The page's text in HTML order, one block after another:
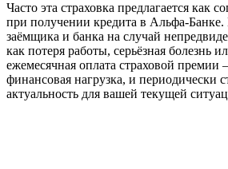
Часто эта страховка предлагается как
при получении кредита в Альфа-
заёмщика и банка на случай
как потеря работы, серьёзная болезнь
ежемесячная оплата страховой премии
финансовая нагрузка, и периодически
актуальность для вашей текущей